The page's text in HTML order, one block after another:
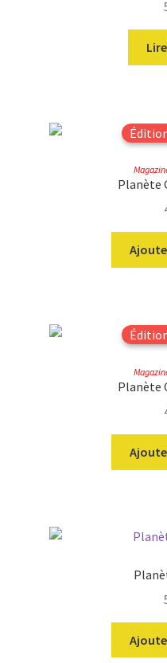
Planète
Planète